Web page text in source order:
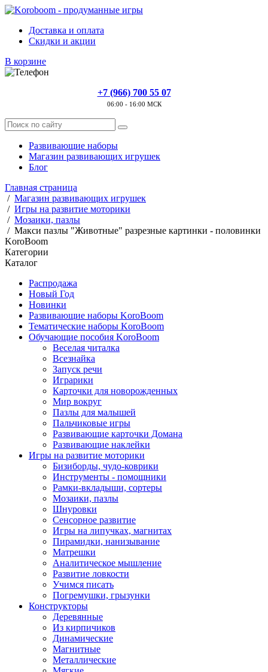
Доставка и оплата
Скидки и акции
В корзине
+7 (966) 700 55 07
06:00 - 16:00 МСК
Развивающие наборы
Магазин развивающих игрушек
Блог
Главная страница
/ Магазин развивающих игрушек
/ Игры на развитие моторики
/ Мозаики, пазлы
/ Макси пазлы "Животные" разрезные картинки - половинки
KoroBoom
Категории
Каталог
Распродажа
Новый Год
Новинки
Развивающие наборы KoroBoom
Тематические наборы KoroBoom
Обучающие пособия KoroBoom
Веселая читалка
Всезнайка
Запуск речи
Играрики
Карточки для новорожденных
Мир вокруг
Пазлы для малышей
Пальчиковые игры
Развивающие карточки Домана
Развивающие наклейки
Игры на развитие моторики
Бизиборды, чудо-коврики
Инструменты - помощники
Рамки-вкладыши, сортеры
Мозаики, пазлы
Шнуровки
Сенсорное развитие
Игры на липучках, магнитах
Пирамидки, нанизывание
Матрешки
Аналитическое мышление
Развитие ловкости
Учимся писать
Погремушки, грызунки
Конструкторы
Деревянные
Из кирпичиков
Динамические
Магнитные
Металлические